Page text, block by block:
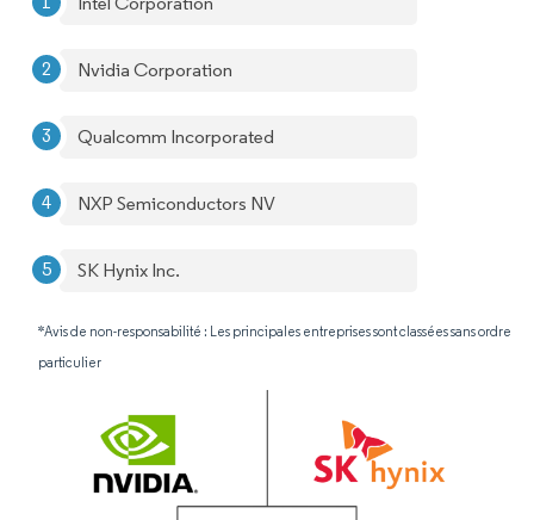
Nvidia Corporation
Qualcomm Incorporated
NXP Semiconductors NV
SK Hynix Inc.
*Avis de non-responsabilité : Les principales entreprises sont classées sans ordre
particulier